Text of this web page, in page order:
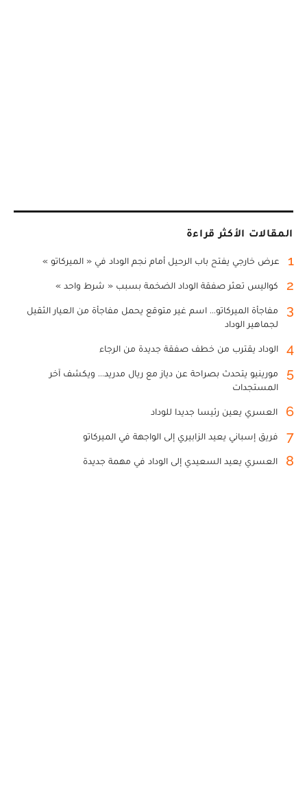
المقالات الأكثر قراءة
1 عرض خارجي يفتح باب الرحيل أمام نجم الوداد في « الميركاتو »
2 كواليس تعثر صفقة الوداد الضخمة بسبب « شرط واحد »
3
مفاجأة الميركاتو... اسم غير متوقع يحمل مفاجأة من العيار الثقيل
لجماهير الوداد
4 الوداد يقترب من خطف صفقة جديدة من الرجاء
5
مورينيو يتحدث بصراحة عن دياز مع ريال مدريد... ويكشف آخر
المستجدات
6 العسري يعين رئيسا جديدا للوداد
7 فريق إسباني يعيد الزابيري إلى الواجهة في الميركاتو
8 العسري يعيد السعيدي إلى الوداد في مهمة جديدة